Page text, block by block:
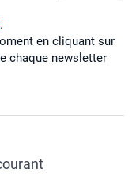
.
en cliquant sur
chaque newsletter